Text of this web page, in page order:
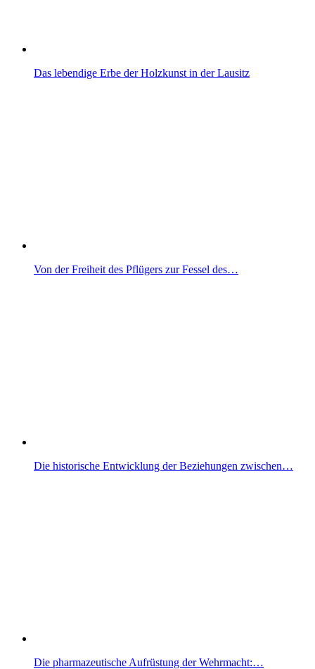
Das lebendige Erbe der Holzkunst in der Lausitz
Von der Freiheit des Pflügers zur Fessel des…
Die historische Entwicklung der Beziehungen zwischen…
Die pharmazeutische Aufrüstung der Wehrmacht:…